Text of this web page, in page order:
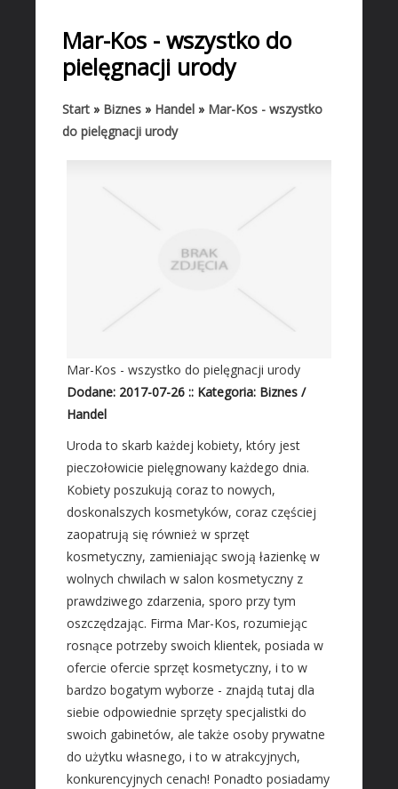
BIZNES
Biura Rachunkowe
Doradztwo
Drukarnie
Remonty, Elektryk, Hydraulik
Materiały Budowlane
REZYDENCJE
Drzwi i Okna
Klimatyzacja i Wentylacja
Nieruchomości, Działki
Domy, Mieszkania
SZKOŁA
Placówki Edukacyjne
Kursy Językowe
Konferencje, Sale Szkoleniowe
Kursy i Szkolenia
SPRZEDAŻ INTERNTOWA
Dla Dzieci
Meble
Mar-Kos - wszystko do
pielęgnacji urody
Start » Biznes » Handel » Mar-Kos - wszystko
do pielęgnacji urody
Mar-Kos - wszystko do pielęgnacji urody
Dodane: 2017-07-26 :: Kategoria: Biznes /
Handel
Uroda to skarb każdej kobiety, który jest
pieczołowicie pielęgnowany każdego dnia.
Kobiety poszukują coraz to nowych,
doskonalszych kosmetyków, coraz częściej
zaopatrują się również w sprzęt
kosmetyczny, zamieniając swoją łazienkę w
wolnych chwilach w salon kosmetyczny z
prawdziwego zdarzenia, sporo przy tym
oszczędzając. Firma Mar-Kos, rozumiejąc
rosnące potrzeby swoich klientek, posiada w
ofercie ofercie sprzęt kosmetyczny, i to w
bardzo bogatym wyborze - znajdą tutaj dla
siebie odpowiednie sprzęty specjalistki do
swoich gabinetów, ale także osoby prywatne
do użytku własnego, i to w atrakcyjnych,
konkurencyjnych cenach! Ponadto posiadamy